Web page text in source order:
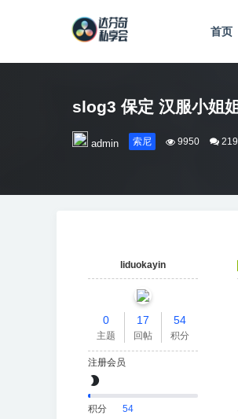
首页
slog3 保定 汉服小姐姐
admin 索尼 9950 219
liduokayin
0
主题
17
回帖
54
积分
注册会员
积分
54